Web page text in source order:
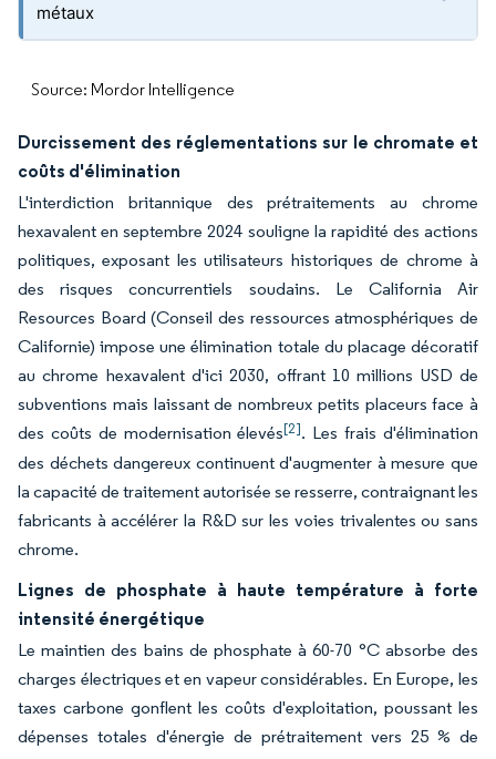
métaux
Source: Mordor Intelligence
Durcissement des réglementations sur le chromate et
coûts d'élimination
L'interdiction britannique des prétraitements au chrome
hexavalent en septembre 2024 souligne la rapidité des actions
politiques, exposant les utilisateurs historiques de chrome à
des risques concurrentiels soudains. Le California Air
Resources Board (Conseil des ressources atmosphériques de
Californie) impose une élimination totale du placage décoratif
au chrome hexavalent d'ici 2030, offrant 10 millions USD de
subventions mais laissant de nombreux petits placeurs face à
des coûts de modernisation élevés[2]. Les frais d'élimination
des déchets dangereux continuent d'augmenter à mesure que
la capacité de traitement autorisée se resserre, contraignant les
fabricants à accélérer la R&D sur les voies trivalentes ou sans
chrome.
Lignes de phosphate à haute température à forte
intensité énergétique
Le maintien des bains de phosphate à 60-70 °C absorbe des
charges électriques et en vapeur considérables. En Europe, les
taxes carbone gonflent les coûts d'exploitation, poussant les
dépenses totales d'énergie de prétraitement vers 25 % de